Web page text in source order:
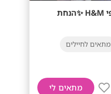
יועצי/ות מכירה לסניפי H&M ✨הנחת
מתאים לחיילים
מתאים לי